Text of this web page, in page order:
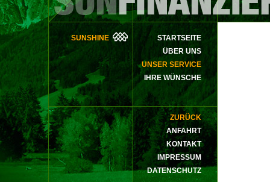
SUNSHINE
STARTSEITE
ÜBER UNS
UNSER SERVICE
IHRE WÜNSCHE
ZURÜCK
ANFAHRT
KONTAKT
IMPRESSUM
DATENSCHUTZ